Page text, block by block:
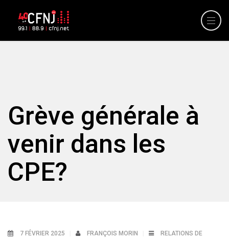
Grève générale à
venir dans les
CPE?
7 FÉVRIER 2025 FRANÇOIS MORIN
RELATIONS DE